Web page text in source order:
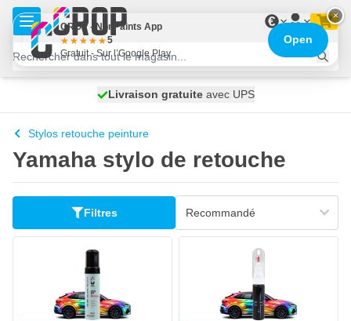
Aller au contenu
€
expédié aujourd'hui
Livraison gratuiteavec UPS
100 jours
Stylos retouche peinture
Yamaha stylo de retouche
Filtres
×
CROP - NonPaints App
5
Gratuit - Sur l’Google Play
Open